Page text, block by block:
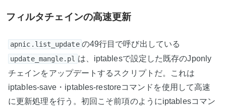
フィルタチェインの高速更新
apnic.list_update の49行目で呼び出している
update_mangle.pl は、iptablesで設定した既存のJponly
チェインをアップデートするスクリプトだ。これは
iptables-save・iptables-restoreコマンドを使用して高速
に更新処理を行う。初回こそ前項のようにiptablesコマン